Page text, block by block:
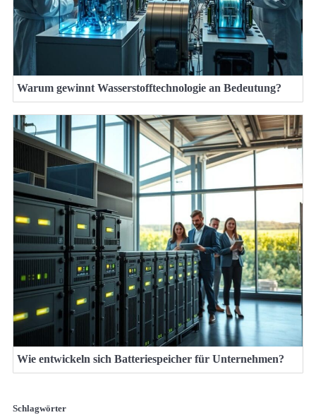
Warum gewinnt Wasserstofftechnologie an Bedeutung?
Wie entwickeln sich Batteriespeicher für Unternehmen?
Schlagwörter